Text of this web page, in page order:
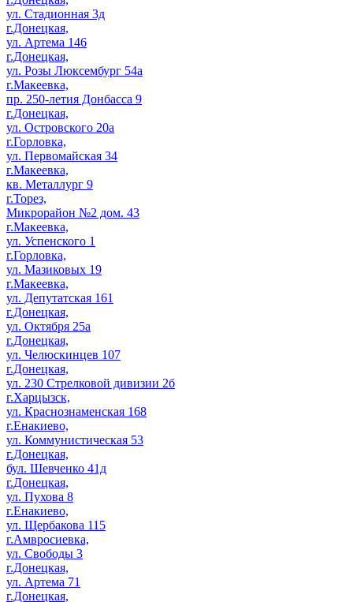
ул. Стадионная 3д
г.Донецкая,
ул. Артема 146
г.Донецкая,
ул. Розы Люксембург 54а
г.Макеевка,
пр. 250-летия Донбасса 9
г.Донецкая,
ул. Островского 20а
г.Горловка,
ул. Первомайская 34
г.Макеевка,
кв. Металлург 9
г.Торез,
Микрорайон №2 дом. 43
г.Макеевка,
ул. Успенского 1
г.Горловка,
ул. Мазиковых 19
г.Макеевка,
ул. Депутатская 161
г.Донецкая,
ул. Октября 25а
г.Донецкая,
ул. Челюскинцев 107
г.Донецкая,
ул. 230 Стрелковой дивизии 2б
г.Харцызск,
ул. Краснознаменская 168
г.Енакиево,
ул. Коммунистическая 53
г.Донецкая,
бул. Шевченко 41д
г.Донецкая,
ул. Пухова 8
г.Енакиево,
ул. Щербакова 115
г.Амвросиевка,
ул. Свободы 3
г.Донецкая,
ул. Артема 71
г.Донецкая,